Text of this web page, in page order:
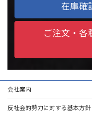
在庫確
ご注文・各
会社案内
反社会的勢力に対する基本方針